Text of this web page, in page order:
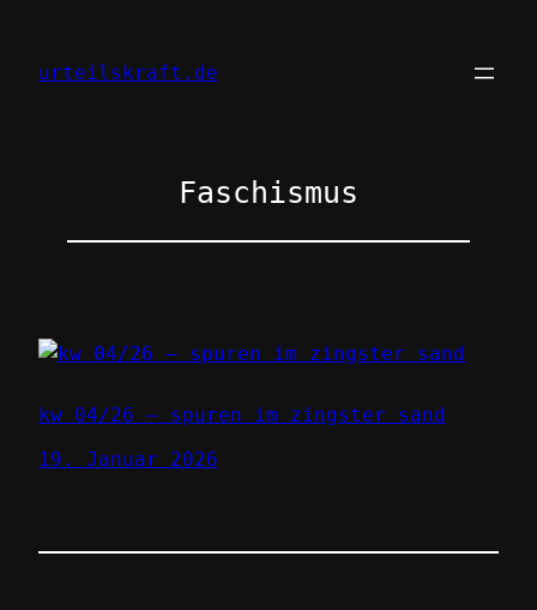
springen
urteilskraft.de
Faschismus
kw 04/26 – spuren im zingster sand
19. Januar 2026